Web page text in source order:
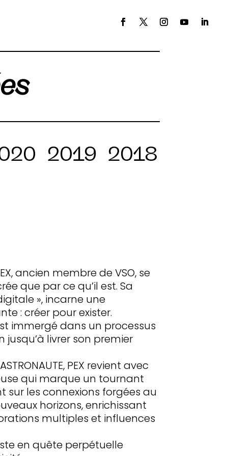
2019 2018
ancien membre de VSO, se
que par ce qu’il est. Sa
», incarne une
: créer pour exister.
immergé dans un processus
livrer son premier
PEX revient avec
qui marque un tournant
sur les connexions forgées au
horizons, enrichissant
multiples et influences
en quête perpétuelle